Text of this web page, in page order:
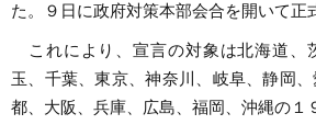
た。９日に政府対策本部会合を開いて正
これにより、宣言の対象は北海道、
玉、千葉、東京、神奈川、岐阜、静岡
都、大阪、兵庫、広島、福岡、沖縄の１